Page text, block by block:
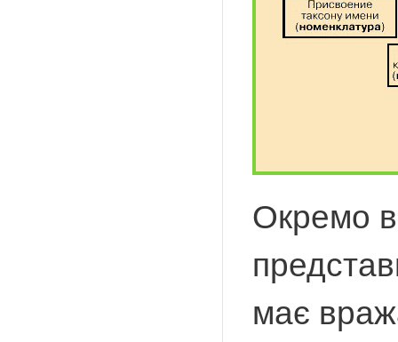
Окремо
має